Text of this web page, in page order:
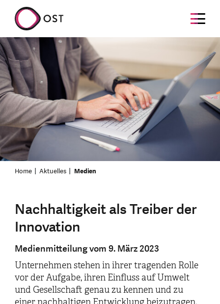
Home Aktuelles Medien
Nachhaltigkeit als Treiber der
Innovation
Medienmitteilung vom 9. März 2023
Unternehmen stehen in ihrer tragenden Rolle
vor der Aufgabe, ihren Einfluss auf Umwelt
und Gesellschaft genau zu kennen und zu
einer nachhaltigen Entwicklung beizutragen.